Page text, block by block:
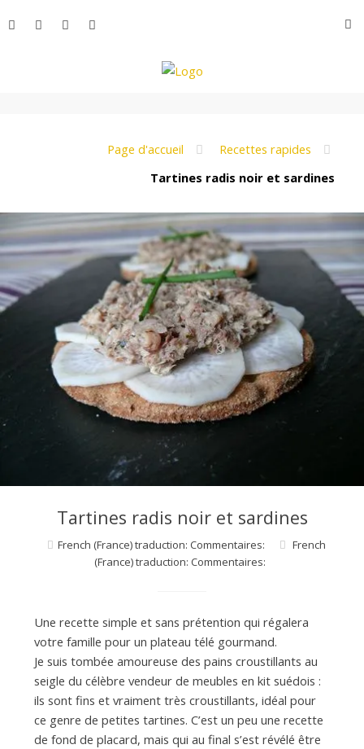
au
M
o
n
Page d'accueil
Recettes rapides
Tartines radis noir et sardines
Tartines radis noir et sardines
French (France) traduction: Commentaires:
French
(France) traduction: Commentaires:
Une recette simple et sans prétention qui régalera
votre famille pour un plateau télé gourmand.
Je suis tombée amoureuse des pains croustillants au
seigle du célèbre vendeur de meubles en kit suédois :
ils sont fins et vraiment très croustillants, idéal pour
ce genre de petites tartines. C’est un peu une recette
de fond de placard, mais qui au final s’est révélé être